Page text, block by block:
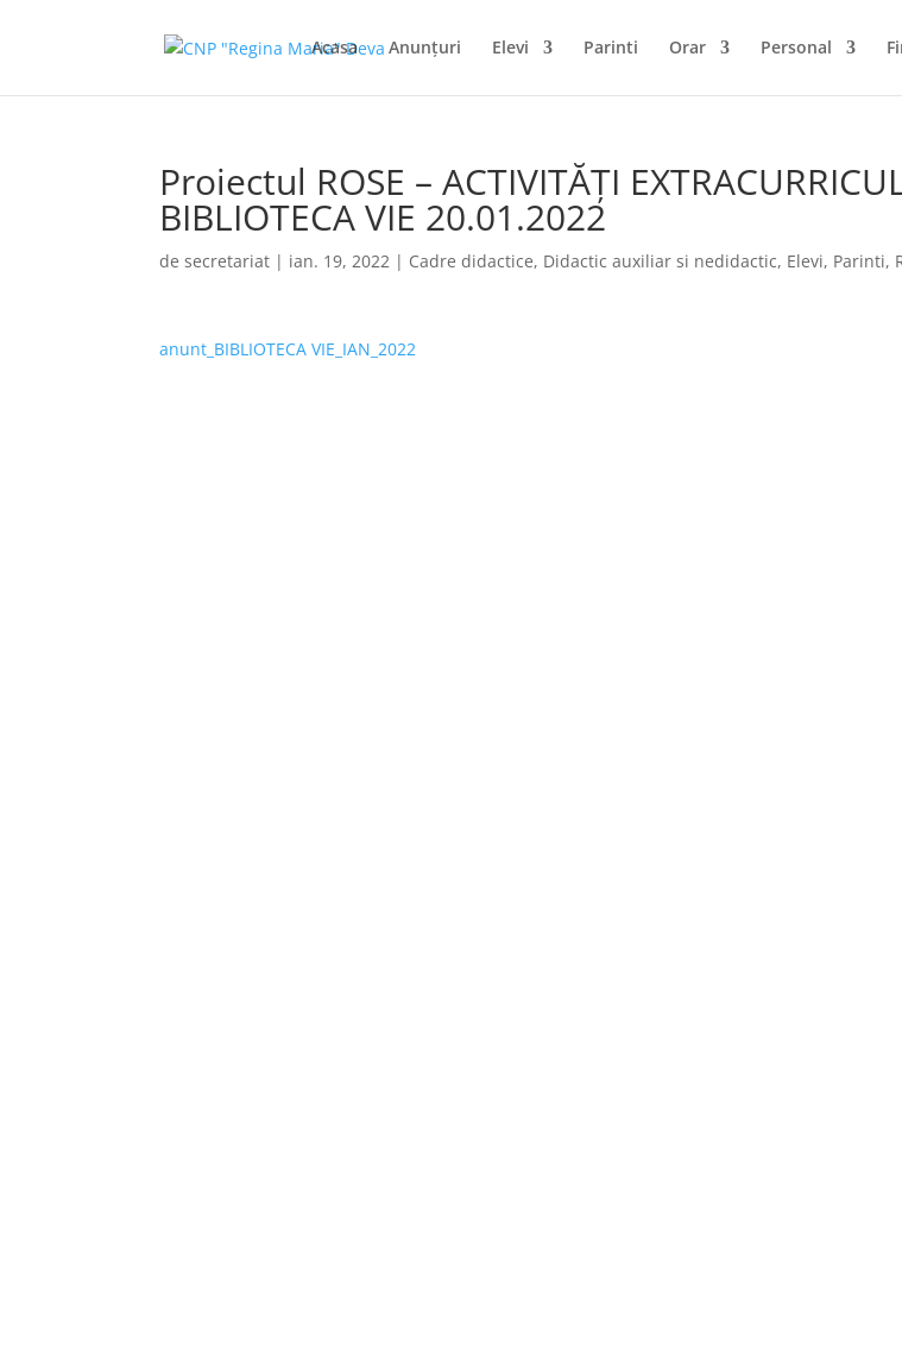
Acasa Anunţuri Elevi Parinti Orar Personal
Proiectul ROSE – ACTIVITĂȚI
BIBLIOTECA VIE 20.01.2022
desecretariat | ian. 19, 2022 | Cadre didactice, Didactic auxiliar si nedidactic, Elevi, Parinti,
anunt_BIBLIOTECA VIE_IAN_2022